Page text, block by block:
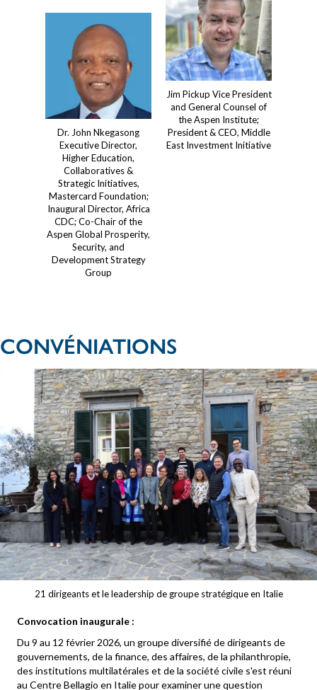
Jim Pickup Vice President
and General Counsel of
the Aspen Institute;
President & CEO, Middle
East Investment Initiative
Dr. John Nkegasong
Executive Director,
Higher Education,
Collaboratives &
Strategic Initiatives,
Mastercard Foundation;
Inaugural Director, Africa
CDC; Co-Chair of the
Aspen Global Prosperity,
Security, and
Development Strategy
Group
CONVÉNIATIONS
21 dirigeants et le leadership de groupe stratégique en Italie
Convocation inaugurale :
Du 9 au 12 février 2026, un groupe diversifié de dirigeants de
gouvernements, de la finance, des affaires, de la philanthropie,
des institutions multilatérales et de la société civile s'est réuni
au Centre Bellagio en Italie pour examiner une question